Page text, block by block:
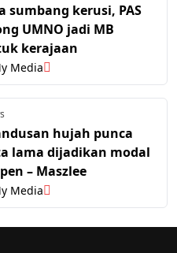
sumbang kerusi, PAS
UMNO jadi MB
kerajaan
Media
hujah punca
lama dijadikan modal
– Maszlee
Media